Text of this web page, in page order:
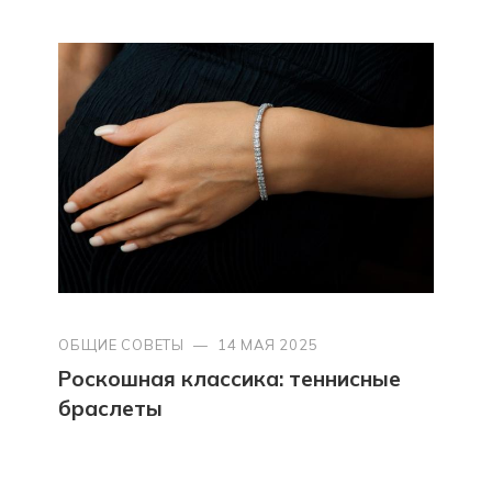
ОБЩИЕ СОВЕТЫ — 14 МАЯ 2025
Роскошная классика: теннисные
браслеты